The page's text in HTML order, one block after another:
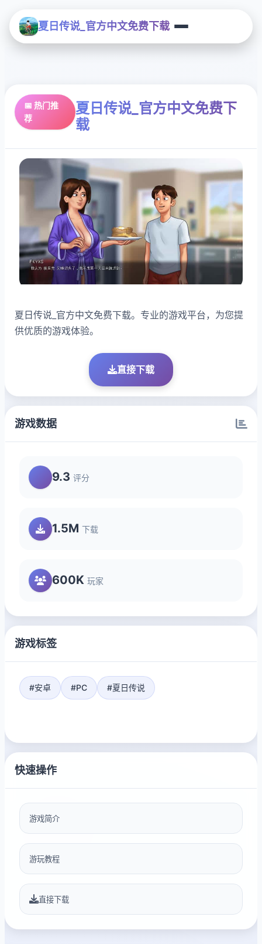
夏日传说_官方中文免费下载
📅 热门推
荐
夏日传说_官方中文免费下
载
夏日传说_官方中文免费下载。专业的游戏平台，为您提
供优质的游戏体验。
直接下载
游戏数据
9.3 评分
1.5M 下载
600K 玩家
游戏标签
#安卓 #PC #夏日传说
快速操作
游戏简介
游玩教程
直接下载